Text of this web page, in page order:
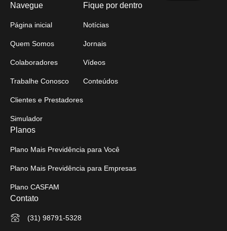
Navegue
Página inicial
Quem Somos
Colaboradores
Trabalhe Conosco
Clientes e Prestadores
Simulador
Fique por dentro
Notícias
Jornais
Vídeos
Conteúdos
Planos
Plano Mais Previdência para Você
Plano Mais Previdência para Empresas
Plano CASFAM
Contato
(31) 98791-5328